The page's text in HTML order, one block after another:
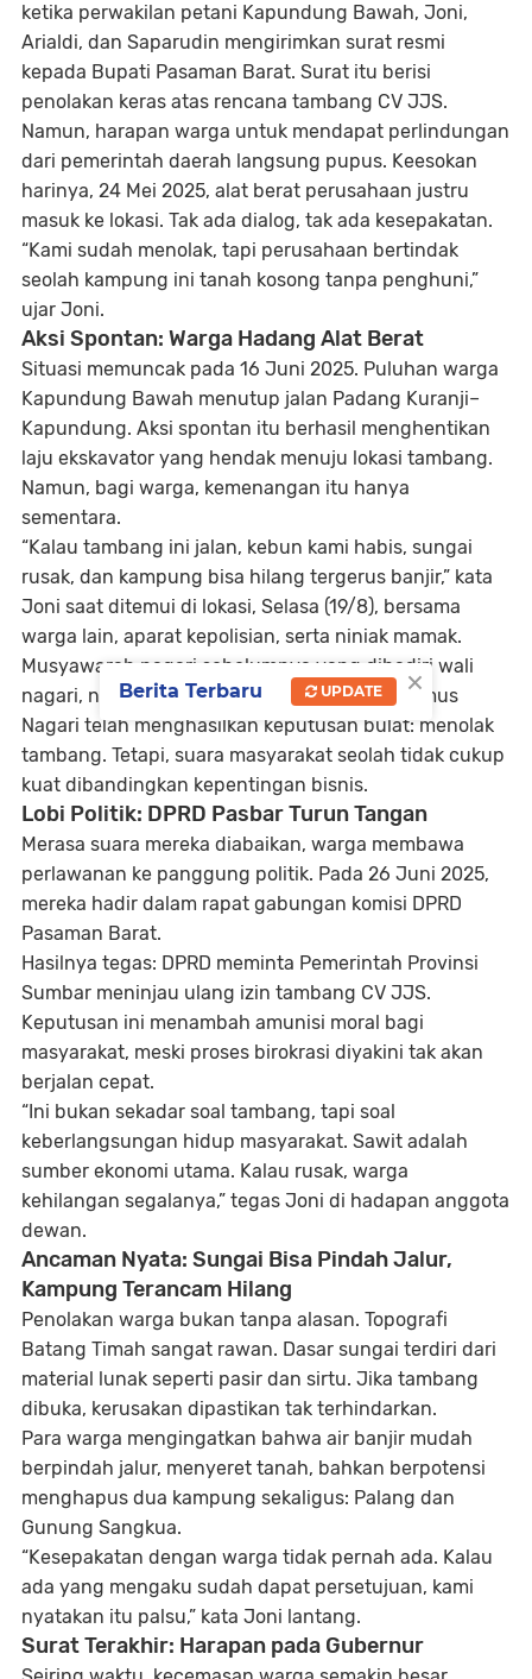
ketika perwakilan petani Kapundung Bawah, Joni,
Arialdi, dan Saparudin mengirimkan surat resmi
kepada Bupati Pasaman Barat. Surat itu berisi
penolakan keras atas rencana tambang CV JJS.
Namun, harapan warga untuk mendapat perlindungan
dari pemerintah daerah langsung pupus. Keesokan
harinya, 24 Mei 2025, alat berat perusahaan justru
masuk ke lokasi. Tak ada dialog, tak ada kesepakatan.
“Kami sudah menolak, tapi perusahaan bertindak
seolah kampung ini tanah kosong tanpa penghuni,”
ujar Joni.
Aksi Spontan: Warga Hadang Alat Berat
Situasi memuncak pada 16 Juni 2025. Puluhan warga
Kapundung Bawah menutup jalan Padang Kuranji–
Kapundung. Aksi spontan itu berhasil menghentikan
laju ekskavator yang hendak menuju lokasi tambang.
Namun, bagi warga, kemenangan itu hanya
sementara.
“Kalau tambang ini jalan, kebun kami habis, sungai
rusak, dan kampung bisa hilang tergerus banjir,” kata
Joni saat ditemui di lokasi, Selasa (19/8), bersama
warga lain, aparat kepolisian, serta niniak mamak.
Musyawarah nagari sebelumnya yang dihadiri wali
nagari, niniak mamak, tokoh pemuda, dan Bamus
Nagari telah menghasilkan keputusan bulat: menolak
tambang. Tetapi, suara masyarakat seolah tidak cukup
kuat dibandingkan kepentingan bisnis.
Lobi Politik: DPRD Pasbar Turun Tangan
Merasa suara mereka diabaikan, warga membawa
perlawanan ke panggung politik. Pada 26 Juni 2025,
mereka hadir dalam rapat gabungan komisi DPRD
Pasaman Barat.
Hasilnya tegas: DPRD meminta Pemerintah Provinsi
Sumbar meninjau ulang izin tambang CV JJS.
Keputusan ini menambah amunisi moral bagi
masyarakat, meski proses birokrasi diyakini tak akan
berjalan cepat.
“Ini bukan sekadar soal tambang, tapi soal
keberlangsungan hidup masyarakat. Sawit adalah
sumber ekonomi utama. Kalau rusak, warga
kehilangan segalanya,” tegas Joni di hadapan anggota
dewan.
Ancaman Nyata: Sungai Bisa Pindah Jalur,
Kampung Terancam Hilang
Penolakan warga bukan tanpa alasan. Topografi
Batang Timah sangat rawan. Dasar sungai terdiri dari
material lunak seperti pasir dan sirtu. Jika tambang
dibuka, kerusakan dipastikan tak terhindarkan.
Para warga mengingatkan bahwa air banjir mudah
berpindah jalur, menyeret tanah, bahkan berpotensi
menghapus dua kampung sekaligus: Palang dan
Gunung Sangkua.
“Kesepakatan dengan warga tidak pernah ada. Kalau
ada yang mengaku sudah dapat persetujuan, kami
nyatakan itu palsu,” kata Joni lantang.
Surat Terakhir: Harapan pada Gubernur
×
Berita Terbaru UPDATE